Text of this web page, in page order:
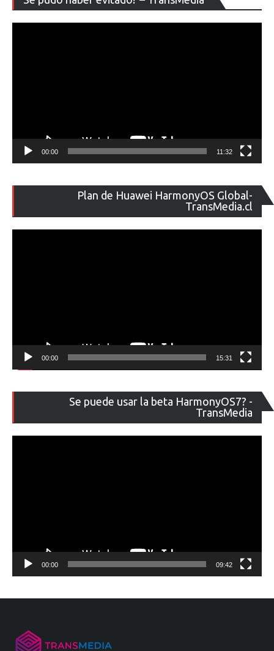
de
00:00 11:32
Plan de Huawei HarmonyOS Global-
TransMedia.cl
de
00:00 15:31
Se puede usar la beta HarmonyOS7? -
TransMedia
de
00:00 09:42